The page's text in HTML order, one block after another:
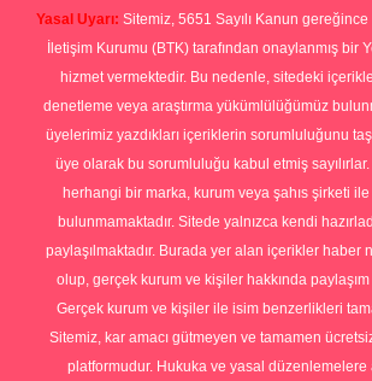
Yasal Uyarı: Sitemiz, 5651 Sayılı Kanun
İletişim Kurumu (BTK) tarafından onaylanmış bir
hizmet vermektedir. Bu nedenle, sitedeki
denetleme veya araştırma yükümlülüğümüz
üyelerimiz yazdıkları içeriklerin sorumluluğunu
üye olarak bu sorumluluğu kabul etmiş
herhangi bir marka, kurum veya şahıs şirketi ile
bulunmamaktadır. Sitede yalnızca kendi
paylaşılmaktadır. Burada yer alan içerikler haber
olup, gerçek kurum ve kişiler hakkında paylaşım
Gerçek kurum ve kişiler ile isim benzerlikleri
Sitemiz, kar amacı gütmeyen ve tamamen
platformudur. Hukuka ve yasal düzenlemelere